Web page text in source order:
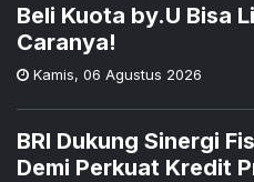
Beli Kuota by.U Bisa
Caranya!
Kamis, 06 Agustus 2026
BRI Dukung Sinergi
Demi Perkuat Kredit